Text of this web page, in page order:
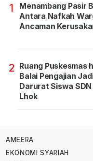
1
Menambang Pasir
Antara Nafkah
Ancaman
2 Ruang Puskesmas
Balai Pengajian
Darurat Siswa
Lhok
AMEERA
EKONOMI SYARIAH